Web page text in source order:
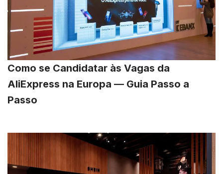
Como se Candidatar às Vagas da
AliExpress na Europa — Guia Passo a
Passo